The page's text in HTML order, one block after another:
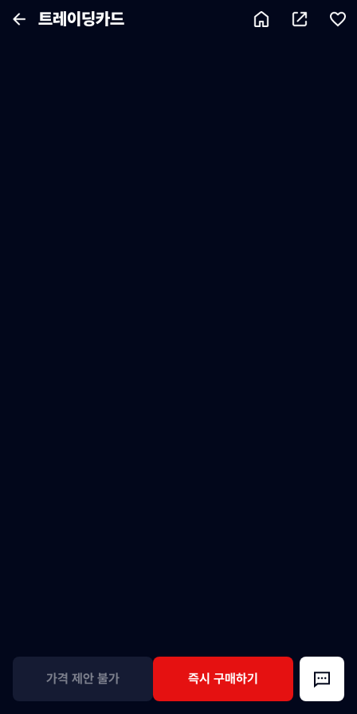
트레이딩카드
가격 제안 불가 즉시 구매하기